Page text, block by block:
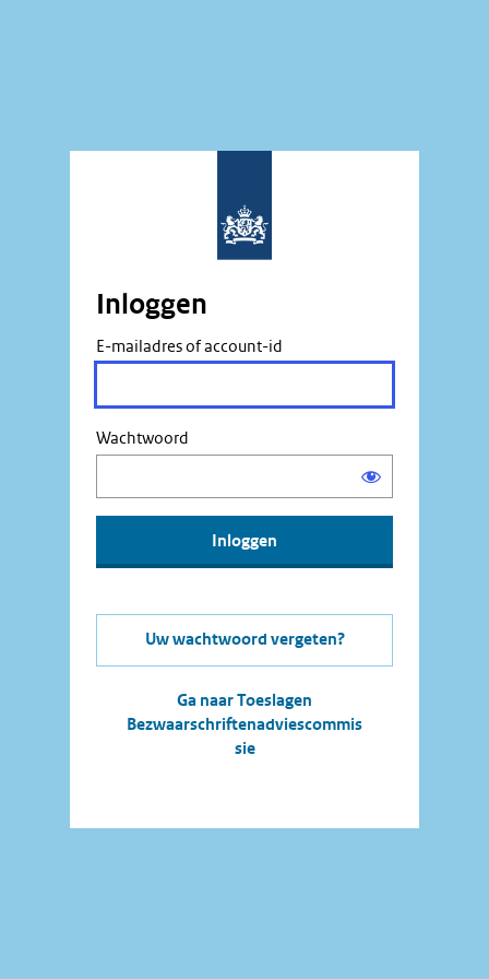
Inloggen
E-mailadres of account-id
Wachtwoord
Uw wachtwoord vergeten?
Ga naar Toeslagen
Bezwaarschriftenadviescommis
sie